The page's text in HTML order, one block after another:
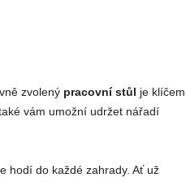
zvolenýpracovní stůl je klíčem
vám umožní udržet nářadí
hodí do každé zahrady. Ať už